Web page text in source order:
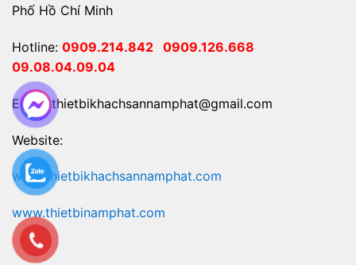
Phố Hồ Chí Minh
Hotline: 0909.214.842 0909.126.668
09.08.04.09.04
Email: thietbikhachsannamphat@gmail.com
Website:
www.thietbikhachsannamphat.com
www.thietbinamphat.com